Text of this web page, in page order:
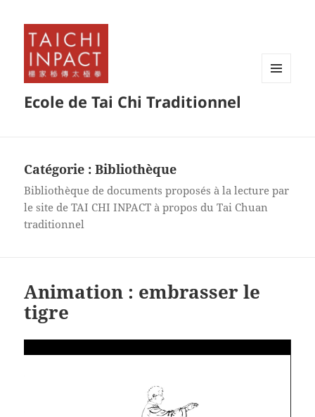
Ecole de Tai Chi Traditionnel
Catégorie :Bibliothèque
Bibliothèque de documents proposés à la lecture par
le site de TAI CHI INPACT à propos du Tai Chuan
traditionnel
Animation : embrasser le
tigre